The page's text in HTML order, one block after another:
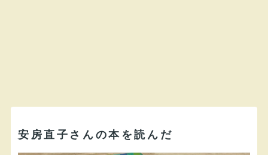
安房直子さんの本を読んだ